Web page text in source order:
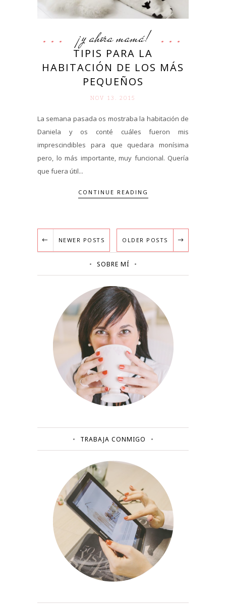
¡y ahora mamá!
TIPIS PARA LA
HABITACIÓN DE LOS MÁS
PEQUEÑOS
NOV 13. 2015
La semana pasada os mostraba la habitación de
Daniela y os conté cuáles fueron mis
imprescindibles para que quedara monísima
pero, lo más importante, muy funcional. Quería
que fuera útil...
CONTINUE READING
NEWER POSTS OLDER POSTS
SOBRE MÍ
TRABAJA CONMIGO